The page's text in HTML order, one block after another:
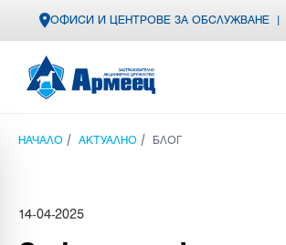
ОФИСИ И ЦЕНТРОВЕ ЗА ОБСЛУЖВАНЕ
НАЧАЛО / АКТУАЛНО / БЛОГ
14-04-2025